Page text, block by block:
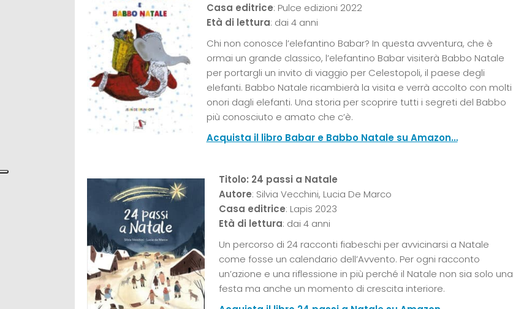
Casa editrice: Pulce edizioni 2022
Età di lettura: dai 4 anni
Chi non conosce l’elefantino Babar? In questa avventura, che è
ormai un grande classico, l’elefantino Babar visiterà Babbo Natale
per portargli un invito di viaggio per Celestopoli, il paese degli
elefanti. Babbo Natale ricambierà la visita e verrà accolto con molti
onori dagli elefanti. Una storia per scoprire tutti i segreti del Babbo
più conosciuto e amato che c’è.
Acquista il libro Babar e Babbo Natale su Amazon…
Titolo: 24 passi a Natale
Autore: Silvia Vecchini, Lucia De Marco
Casa editrice: Lapis 2023
Età di lettura: dai 4 anni
Un percorso di 24 racconti fiabeschi per avvicinarsi a Natale
come fosse un calendario dell’Avvento. Per ogni racconto
un’azione e una riflessione in più perché il Natale non sia solo una
festa ma anche un momento di crescita interiore.